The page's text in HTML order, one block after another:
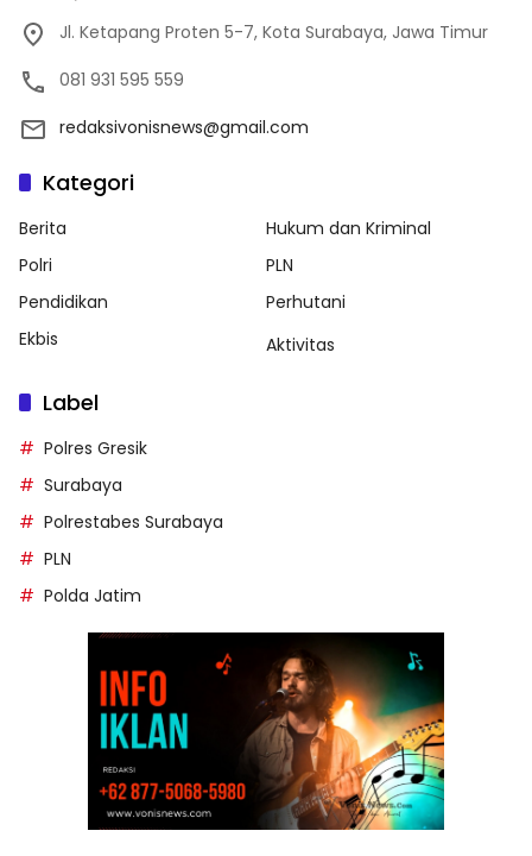
Jl. Ketapang Proten 5-7, Kota Surabaya, Jawa Timur
081 931 595 559
redaksivonisnews@gmail.com
Kategori
Berita
Hukum dan Kriminal
Polri
PLN
Pendidikan
Perhutani
Ekbis
Aktivitas
Label
Polres Gresik
Surabaya
Polrestabes Surabaya
PLN
Polda Jatim